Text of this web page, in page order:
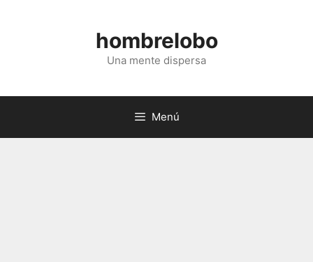
hombrelobo
Una mente dispersa
Menú